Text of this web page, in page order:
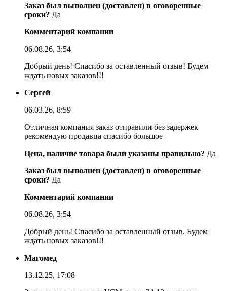
Заказ был выполнен (доставлен) в оговоренные
сроки? Да
Комментарий компании
06.08.26, 3:54
Добрый день! Спасибо за оставленный отзыв! Будем
ждать новых заказов!!!
Сергей
06.03.26, 8:59
Отличная компания заказ отправили без задержек
рекомендую продавца спасибо большое
Цена, наличие товара были указаны правильно? Да
Заказ был выполнен (доставлен) в оговоренные
сроки? Да
Комментарий компании
06.08.26, 3:54
Добрый день! Спасибо за оставленный отзыв. Будем
ждать новых заказов!!!
Магомед
13.12.25, 17:08